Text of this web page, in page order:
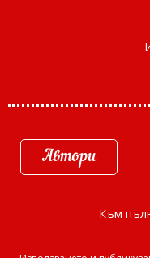
Автори
Към